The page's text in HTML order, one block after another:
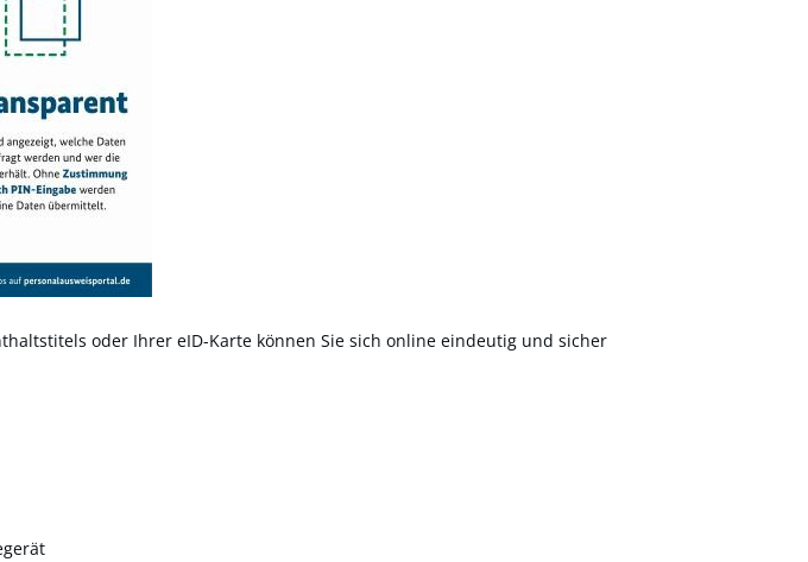
oder Ihrer eID-Karte können Sie sich online eindeutig und sicher